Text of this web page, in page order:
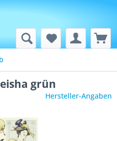
grün
Hersteller-Angaben